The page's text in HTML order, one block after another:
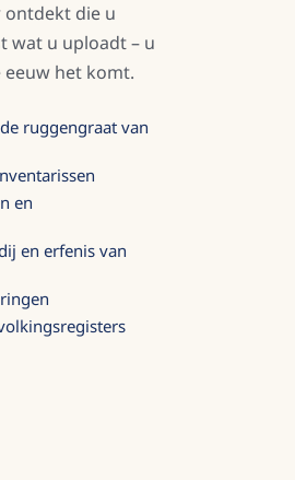
ontdekt die u
wat u uploadt – u
het komt.
ruggengraat van
en
en erfenis van